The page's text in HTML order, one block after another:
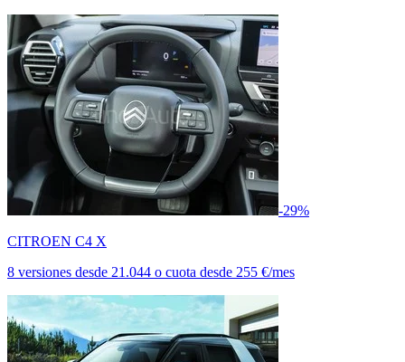
-29%
CITROEN C4 X
8 versiones desde 21.044 o cuota desde 255 €/mes